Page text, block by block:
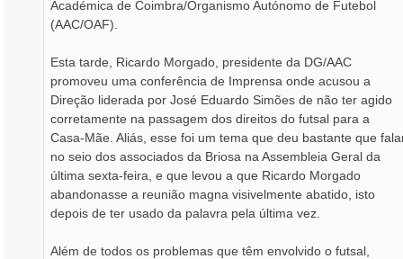
Académica de Coimbra/Organismo Autónomo de Futebol
(AAC/OAF).
Esta tarde, Ricardo Morgado, presidente da DG/AAC
promoveu uma conferência de Imprensa onde acusou a
Direção liderada por José Eduardo Simões de não ter agido
corretamente na passagem dos direitos do futsal para a
Casa-Mãe. Aliás, esse foi um tema que deu bastante que
no seio dos associados da Briosa na Assembleia Geral da
última sexta-feira, e que levou a que Ricardo Morgado
abandonasse a reunião magna visivelmente abatido, isto
depois de ter usado da palavra pela última vez.
Além de todos os problemas que têm envolvido o futsal,